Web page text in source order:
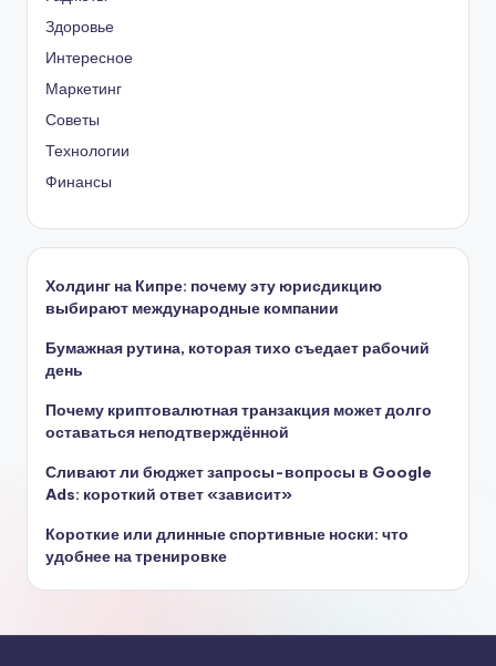
Здоровье
Интересное
Маркетинг
Советы
Технологии
Финансы
Холдинг на Кипре: почему эту юрисдикцию
выбирают международные компании
Бумажная рутина, которая тихо съедает рабочий
день
Почему криптовалютная транзакция может долго
оставаться неподтверждённой
Сливают ли бюджет запросы-вопросы в Google
Ads: короткий ответ «зависит»
Короткие или длинные спортивные носки: что
удобнее на тренировке